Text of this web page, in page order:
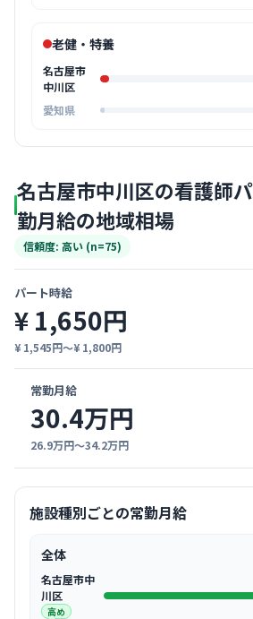
老健・特養
名古屋市
中川区
愛知県
名古屋市中川区の看護師
勤月給の地域相場
信頼度: 高い (n=75)
パート時給
¥ 1,650円
¥ 1,545円〜¥ 1,800円
常勤月給
30.4万円
26.9万円〜34.2万円
施設種別ごとの常勤月給
全体
名古屋市中
川区
高め